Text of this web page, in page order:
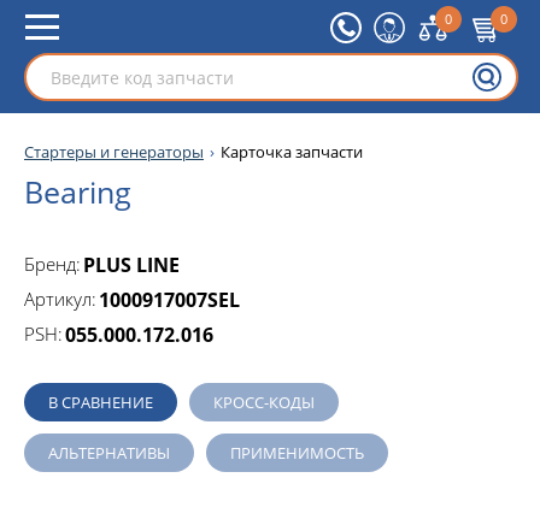
0 0
Стартеры и генераторы Карточка запчасти
Bearing
Бренд: PLUS LINE
Артикул: 1000917007SEL
PSH:055.000.172.016
В СРАВНЕНИЕ КРОСС-КОДЫ
АЛЬТЕРНАТИВЫ ПРИМЕНИМОСТЬ